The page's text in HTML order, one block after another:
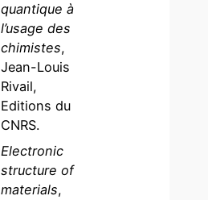
quantique à
l’usage des
chimistes,
Jean-Louis
Rivail,
Editions du
CNRS.
Electronic
structure of
materials,